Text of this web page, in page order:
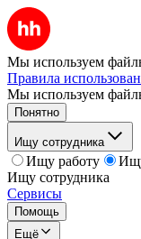
Мы используем
Правила
Мы используем
Понятно
Ищу сотрудника
Ищу работу
Ищу сотрудника
Сервисы
Помощь
Ещё